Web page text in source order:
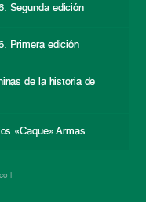
Segunda edición
Primera edición
de la historia de
«Caque» Armas
|